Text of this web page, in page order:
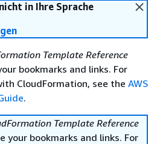
in Ihre Sprache
Template Reference
bookmarks and links. For
CloudFormation, see the AWS
.
Template Reference
your bookmarks and links. For